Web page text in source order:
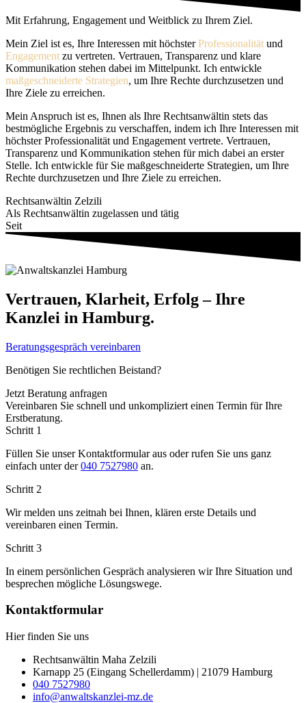
Mit Erfahrung, Engagement und Weitblick zu Ihrem Ziel.
Mein Ziel ist es, Ihre Interessen mit höchsterProfessionalität und
Engagement zu vertreten. Vertrauen, Transparenz und klare
Kommunikation stehen dabei im Mittelpunkt. Ich entwickle
maßgeschneiderte Strategien, um Ihre Rechte durchzusetzen und
Ihre Ziele zu erreichen.
Mein Anspruch ist es, Ihnen als Ihre Rechtsanwältin stets das
bestmögliche Ergebnis zu verschaffen, indem ich Ihre Interessen mit
höchster Professionalität und Engagement vertrete. Vertrauen,
Transparenz und Kommunikation stehen für mich dabei an erster
Stelle. Ich entwickle für Sie maßgeschneiderte Strategien, um Ihre
Rechte durchzusetzen und Ihre Ziele zu erreichen.
Rechtsanwältin Zelzili
Als Rechtsanwältin zugelassen und tätig
Seit
Vertrauen, Klarheit, Erfolg – Ihre
Kanzlei in Hamburg.
Beratungsgespräch vereinbaren
Benötigen Sie rechtlichen Beistand?
Jetzt Beratung anfragen
Vereinbaren Sie schnell und unkompliziert einen Termin für Ihre
Erstberatung.
Schritt 1
Füllen Sie unser Kontaktformular aus oder rufen Sie uns ganz
einfach unter der040 7527980 an.
Schritt 2
Wir melden uns zeitnah bei Ihnen, klären erste Details und
vereinbaren einen Termin.
Schritt 3
In einem persönlichen Gespräch analysieren wir Ihre Situation und
besprechen mögliche Lösungswege.
Kontaktformular
Hier finden Sie uns
Rechtsanwältin Maha Zelzili
Karnapp 25 (Eingang Schellerdamm) | 21079 Hamburg
040 7527980
info@anwaltskanzlei-mz.de